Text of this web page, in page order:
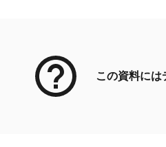
この資料には